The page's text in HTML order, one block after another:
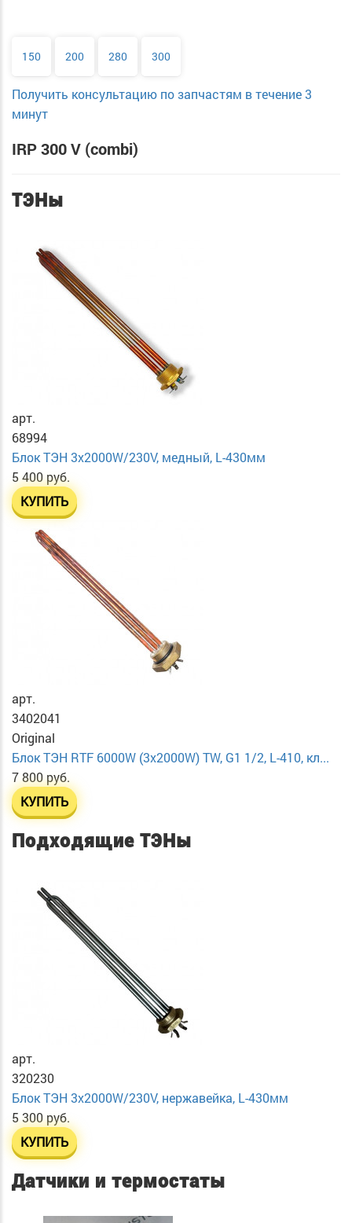
150 200 280 300
Получить консультацию по запчастям в течение 3
минут
IRP 300 V (combi)
ТЭНы
арт.
68994
Блок ТЭН 3х2000W/230V, медный, L-430мм
5 400 руб.
КУПИТЬ
арт.
3402041
Original
Блок ТЭН RTF 6000W (3x2000W) TW, G1 1/2, L-410, кл...
7 800 руб.
КУПИТЬ
Подходящие ТЭНы
арт.
320230
Блок ТЭН 3х2000W/230V, нержавейка, L-430мм
5 300 руб.
КУПИТЬ
Датчики и термостаты